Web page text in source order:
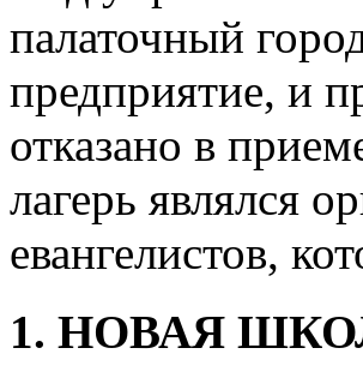
палаточный
предприятие, и
отказано в
лагерь являлся
евангелистов,
1. НОВАЯ